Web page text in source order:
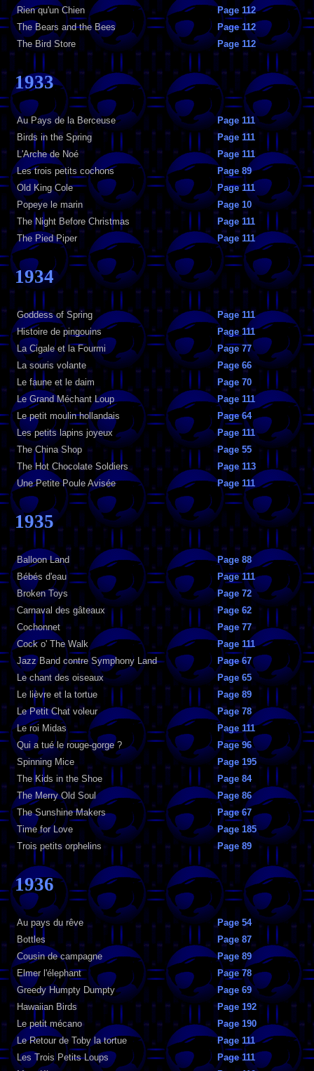
Rien qu'un Chien
Page 112
The Bears and the Bees
Page 112
The Bird Store
Page 112
1933
Au Pays de la Berceuse
Page 111
Birds in the Spring
Page 111
L'Arche de Noé
Page 111
Les trois petits cochons
Page 89
Old King Cole
Page 111
Popeye le marin
Page 10
The Night Before Christmas
Page 111
The Pied Piper
Page 111
1934
Goddess of Spring
Page 111
Histoire de pingouins
Page 111
La Cigale et la Fourmi
Page 77
La souris volante
Page 66
Le faune et le daim
Page 70
Le Grand Méchant Loup
Page 111
Le petit moulin hollandais
Page 64
Les petits lapins joyeux
Page 111
The China Shop
Page 55
The Hot Chocolate Soldiers
Page 113
Une Petite Poule Avisée
Page 111
1935
Balloon Land
Page 88
Bébés d'eau
Page 111
Broken Toys
Page 72
Carnaval des gâteaux
Page 62
Cochonnet
Page 77
Cock o' The Walk
Page 111
Jazz Band contre Symphony Land
Page 67
Le chant des oiseaux
Page 65
Le lièvre et la tortue
Page 89
Le Petit Chat voleur
Page 78
Le roi Midas
Page 111
Qui a tué le rouge-gorge ?
Page 96
Spinning Mice
Page 195
The Kids in the Shoe
Page 84
The Merry Old Soul
Page 86
The Sunshine Makers
Page 67
Time for Love
Page 185
Trois petits orphelins
Page 89
1936
Au pays du rêve
Page 54
Bottles
Page 87
Cousin de campagne
Page 89
Elmer l'élephant
Page 78
Greedy Humpty Dumpty
Page 69
Hawaiian Birds
Page 192
Le petit mécano
Page 190
Le Retour de Toby la tortue
Page 111
Les Trois Petits Loups
Page 111